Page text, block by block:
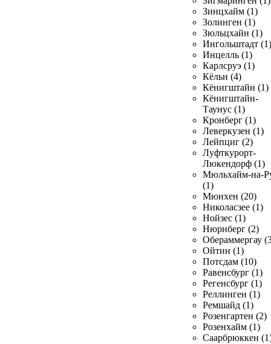
Зинцхайм (1)
Золинген (1)
Зюльцхайн (1)
Ингольштадт (1)
Инцелль (1)
Карлсруэ (1)
Кёльн (4)
Кёнигштайн (1)
Кёнигштайн-
Таунус (1)
Кронберг (1)
Леверкузен (1)
Лейпциг (2)
Луфткурорт-
Люкендорф (1)
Мюльхайм-на-
(1)
Мюнхен (20)
Николасзее (1)
Нойзес (1)
Нюрнберг (2)
Обераммергау
Ойтин (1)
Потсдам (10)
Равенсбург (1)
Регенсбург (1)
Реллинген (1)
Ремшайд (1)
Розенгартен (2)
Розенхайм (1)
Саарбрюккен